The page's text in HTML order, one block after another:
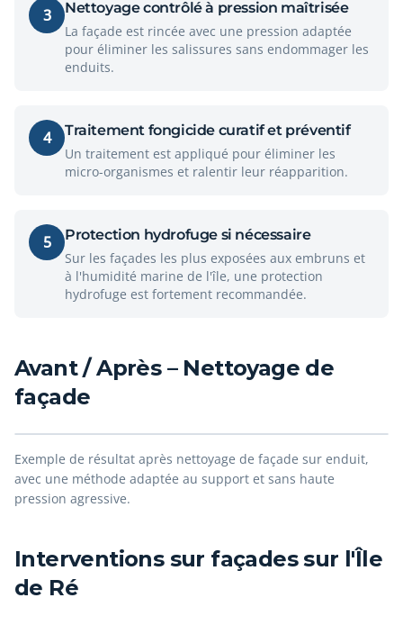
3
Nettoyage contrôlé à pression maîtrisée
La façade est rincée avec une pression adaptée
pour éliminer les salissures sans endommager les
enduits.
4
Traitement fongicide curatif et préventif
Un traitement est appliqué pour éliminer les
micro-organismes et ralentir leur réapparition.
5
Protection hydrofuge si nécessaire
Sur les façades les plus exposées aux embruns et
à l'humidité marine de l'île, une protection
hydrofuge est fortement recommandée.
Avant / Après – Nettoyage de
façade
Avant Après
Exemple de résultat après nettoyage de façade sur enduit,
avec une méthode adaptée au support et sans haute
pression agressive.
Interventions sur façades sur l'Île
de Ré